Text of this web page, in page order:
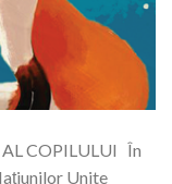
AL COPILULUI În
Unite